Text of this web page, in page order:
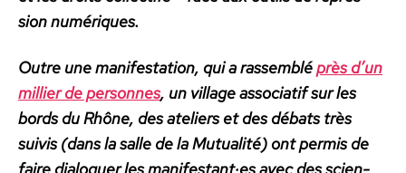
sion numériques.
Out­re une man­i­fes­ta­tion, qui a rassem­bléprès d’un
mil­li­er de per­son­nes, un vil­lage asso­ci­atif sur les
bor­ds du Rhône, des ate­liers et des débats très
suiv­is (dans la salle de la Mutu­al­ité) ont per­mis de
faire dia­loguer les manifestant·es avec des sci­en­